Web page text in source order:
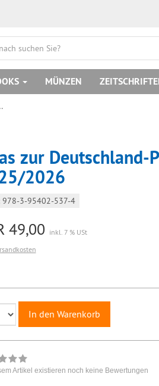
MÜNZEN
zur Deutschland-
2026
978-3-95402-537-4
49,00 inkl. 7 % USt
In den Warenkorb
Artikel existieren noch keine Bewertungen